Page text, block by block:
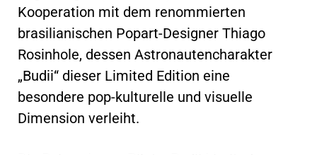
Kooperation mit dem renommierten
brasilianischen Popart-Designer Thiago
Rosinhole, dessen Astronautencharakter
„Budii“ dieser Limited Edition eine
besondere pop-kulturelle und visuelle
Dimension verleiht.